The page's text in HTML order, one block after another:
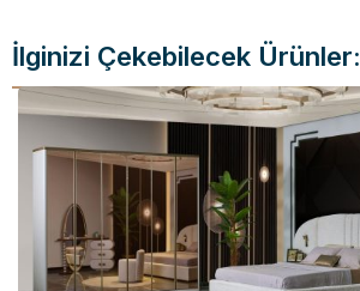
İlginizi Çekebilecek Ürünler: